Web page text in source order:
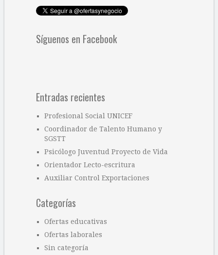
Síguenos en Facebook
Entradas recientes
Profesional Social UNICEF
Coordinador de Talento Humano y
SGSTT
Psicólogo Juventud Proyecto de Vida
Orientador Lecto-escritura
Auxiliar Control Exportaciones
Categorías
Ofertas educativas
Ofertas laborales
Sin categoría